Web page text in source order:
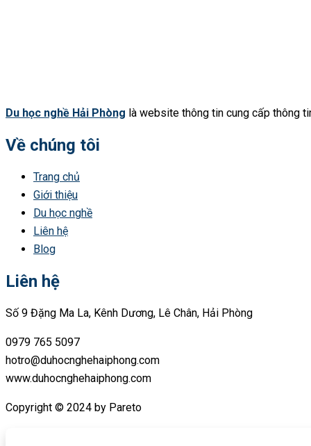
Du học nghề Hải Phòng là website thông tin cung cấp thông
Về chúng tôi
Trang chủ
Giới thiệu
Du học nghề
Liên hệ
Blog
Liên hệ
Số 9 Đặng Ma La, Kênh Dương, Lê Chân, Hải Phòng
0979 765 5097
hotro@duhocnghehaiphong.com
www.duhocnghehaiphong.com
Copyright © 2024 by Pareto